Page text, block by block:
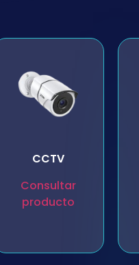
CCTV
Consultar
producto